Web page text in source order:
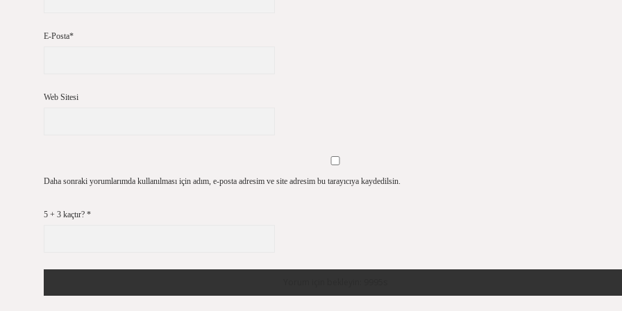
E-Posta*
Web Sitesi
Daha sonraki yorumlarımda kullanılması için adım, e-posta adresim ve site adresim bu tarayıcıya kaydedilsin.
5 + 3 kaçtır? *